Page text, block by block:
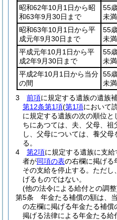
昭和62年10月1日から昭
和63年9月30日まで
55
未満
昭和63年10月1日から平
成元年9月30日まで
55
未満
平成元年10月1日から平
成2年9月30日まで
55
未満
平成2年10月1日から当分
の間
55
未満
3 前項に規定する遺族の遺族
第12条第1項(第1項において
に規定する遺族の次の順位と
ちにあつては、夫、父母、祖
し、父母については、養父
る。
4
第2項に規定する遺族に支
者が同項の表の右欄に掲げる
その支給を停止する。 ただし、
げるものではない。
(他の法令による給付との調
第5条
年金たる補償の額は、
の左欄に掲げる年金たる補償
掲げる法律による年金たる給